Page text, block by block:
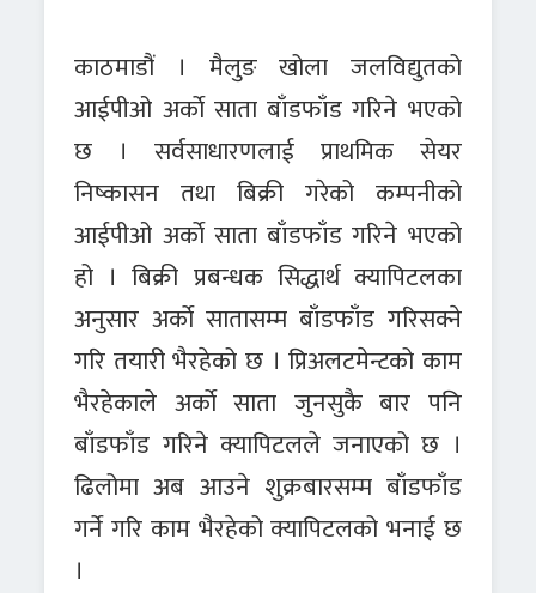
काठमाडौं । मैलुङ खोला जलविद्युतको
आईपीओ अर्काे साता बाँडफाँड गरिने भएको
छ । सर्वसाधारणलाई प्राथमिक सेयर
निष्कासन तथा बिक्री गरेको कम्पनीको
आईपीओ अर्काे साता बाँडफाँड गरिने भएको
हो । बिक्री प्रबन्धक सिद्धार्थ क्यापिटलका
अनुसार अर्काे सातासम्म बाँडफाँड गरिसक्ने
गरि तयारी भैरहेको छ । प्रिअलटमेन्टको काम
भैरहेकाले अर्काे साता जुनसुकै बार पनि
बाँडफाँड गरिने क्यापिटलले जनाएको छ ।
ढिलोमा अब आउने शुक्रबारसम्म बाँडफाँड
गर्ने गरि काम भैरहेको क्यापिटलको भनाई छ
।